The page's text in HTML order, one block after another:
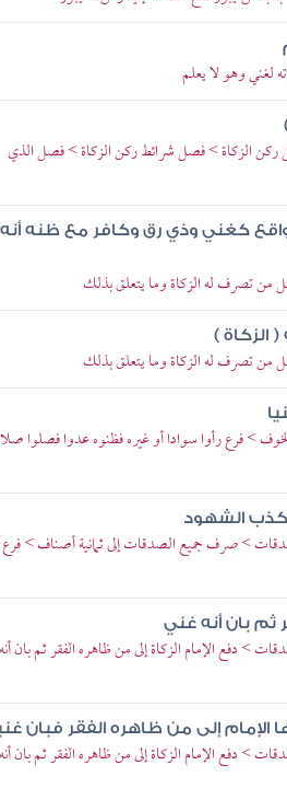
لغني وهو لا يعلم
ركن الزكاة > فصل شرائط ركن الزكاة > فصل الذي
كغني وذي رق وكافر مع ظنه أنه
من تصرف له الزكاة وما يتعلق بذلك
الزكاة )
من تصرف له الزكاة وما يتعلق بذلك
> فرع رأوا سوادا أو غيره فظنوه عدوا فصلوا
كذب الشهود
> صرف جميع الصدقات إلى ثمانية أصناف > فرع
ثم بان أنه غني
دفع الإمام الزكاة إلى من ظاهره الفقر ثم بان أنه
الإمام إلى من ظاهره الفقر فبان
دفع الإمام الزكاة إلى من ظاهره الفقر ثم بان أنه